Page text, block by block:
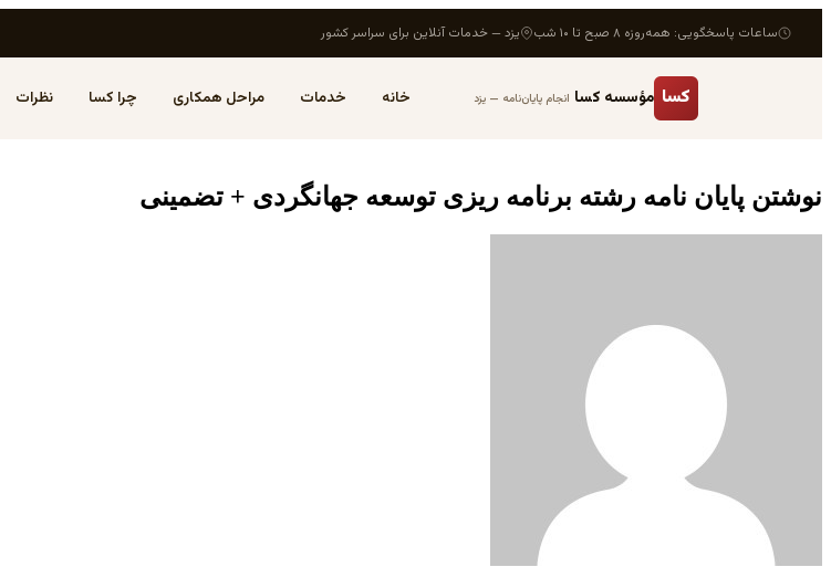
ساعات پاسخگویی: همه‌روزه ۸ صبح تا ۱۰ شب یزد — خدمات آنلاین برای سراسر کشور
کسا مؤسسه کسا انجام پایان‌نامه — یزد خانه خدمات مراحل همکاری چرا کسا نظرات
نوشتن پایان نامه رشته برنامه ریزی توسعه جهانگردی + تضمینی